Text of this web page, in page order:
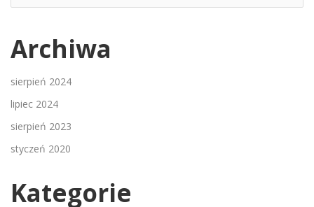
Archiwa
sierpień 2024
lipiec 2024
sierpień 2023
styczeń 2020
Kategorie